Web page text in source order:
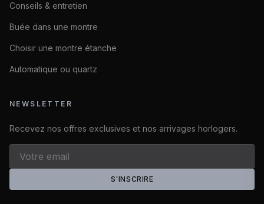
Conseils & entretien
Buée dans une montre
Choisir une montre étanche
Automatique ou quartz
NEWSLETTER
Recevez nos offres exclusives et nos arrivages horlogers.
S'INSCRIRE